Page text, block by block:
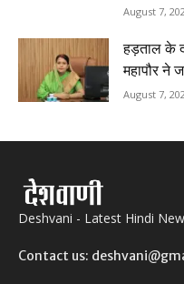
August 7,
हड़ताल के
महापौर ने
August 7,
Deshvani - Latest Hindi
Contact us: